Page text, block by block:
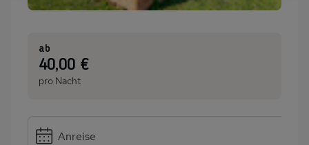
ab
:40,00 €
pro Nacht
Anreise